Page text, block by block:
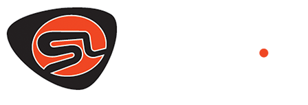
We use cookies to ensure that we provide you the best experience
on our website. By continuing to browse this website, you accept
that cookies are used to help us analyze how the website is used and
to offer you a better experience. To learn more or to find out how
you can disable cookies, you can access our